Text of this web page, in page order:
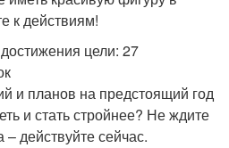
к действиям!
цели: 27
и планов на предстоящий год
и стать стройнее? Не ждите
– действуйте сейчас.